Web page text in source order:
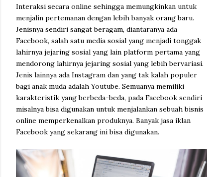
Interaksi secara online sehingga memungkinkan untuk
menjalin pertemanan dengan lebih banyak orang baru.
Jenisnya sendiri sangat beragam, diantaranya ada
Facebook, salah satu media sosial yang menjadi tonggak
lahirnya jejaring sosial yang lain platform pertama yang
mendorong lahirnya jejaring sosial yang lebih bervariasi.
Jenis lainnya ada Instagram dan yang tak kalah populer
bagi anak muda adalah Youtube. Semuanya memiliki
karakteristik yang berbeda-beda, pada Facebook sendiri
misalnya bisa digunakan untuk menjalankan sebuah bisnis
online memperkenalkan produknya. Banyak jasa iklan
Facebook yang sekarang ini bisa digunakan.